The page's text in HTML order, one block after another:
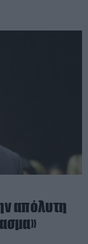
απόλυτη